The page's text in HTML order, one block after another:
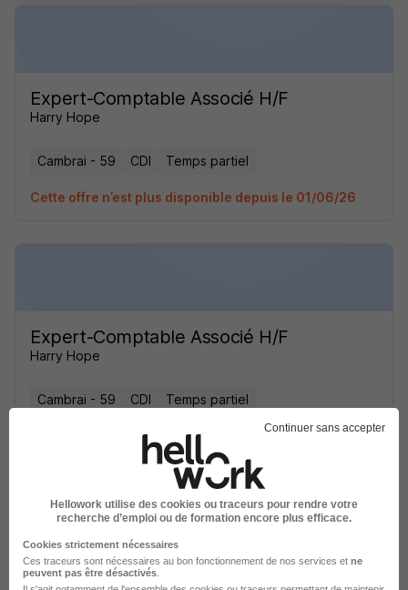
Expert-Comptable Associé H/F
Harry Hope
Cambrai - 59 CDI Temps partiel
Cette offre n’est plus disponible depuis le 01/06/26
Expert-Comptable Associé H/F
Harry Hope
Cambrai - 59 CDI Temps partiel
Cette offre n’est plus disponible depuis le 01/06/26
Expert-Comptable Associé H/F
Continuer sans accepter
Hellowork utilise des cookies ou traceurs pour rendre votre
recherche d’emploi ou de formation encore plus efficace.
Cookies strictement nécessaires
Ces traceurs sont nécessaires au bon fonctionnement de nos services et ne
peuvent pas être désactivés